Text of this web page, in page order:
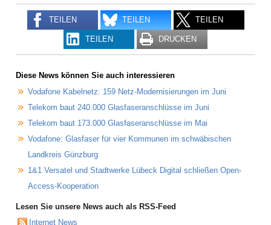
TEILEN TEILEN TEILEN
TEILEN DRUCKEN
Diese News können Sie auch interessieren
Vodafone Kabelnetz: 159 Netz-Modernisierungen im Juni
Telekom baut 240.000 Glasfaseranschlüsse im Juni
Telekom baut 173.000 Glasfaseranschlüsse im Mai
Vodafone: Glasfaser für vier Kommunen im schwäbischen
Landkreis Günzburg
1&1 Versatel und Stadtwerke Lübeck Digital schließen Open-
Access-Kooperation
Lesen Sie unsere News auch als RSS-Feed
Internet News